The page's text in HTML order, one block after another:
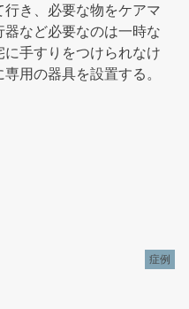
き、必要な物をケアマ
など必要なのは一時な
手すりをつけられなけ
用の器具を設置する。
症例